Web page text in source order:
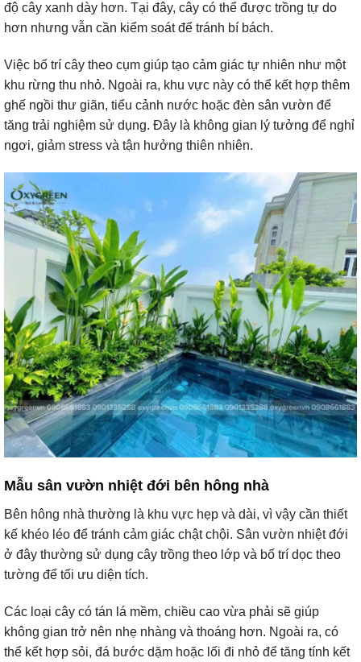
độ cây xanh dày hơn. Tại đây, cây có thể được trồng tự do
hơn nhưng vẫn cần kiểm soát để tránh bí bách.
Việc bố trí cây theo cụm giúp tạo cảm giác tự nhiên như một
khu rừng thu nhỏ. Ngoài ra, khu vực này có thể kết hợp thêm
ghế ngồi thư giãn, tiểu cảnh nước hoặc đèn sân vườn để
tăng trải nghiệm sử dụng. Đây là không gian lý tưởng để nghỉ
ngơi, giảm stress và tận hưởng thiên nhiên.
Mẫu sân vườn nhiệt đới bên hông nhà
Bên hông nhà thường là khu vực hẹp và dài, vì vậy cần thiết
kế khéo léo để tránh cảm giác chật chội. Sân vườn nhiệt đới
ở đây thường sử dụng cây trồng theo lớp và bố trí dọc theo
tường để tối ưu diện tích.
Các loại cây có tán lá mềm, chiều cao vừa phải sẽ giúp
không gian trở nên nhẹ nhàng và thoáng hơn. Ngoài ra, có
thể kết hợp sỏi, đá bước dặm hoặc lối đi nhỏ để tăng tính kết